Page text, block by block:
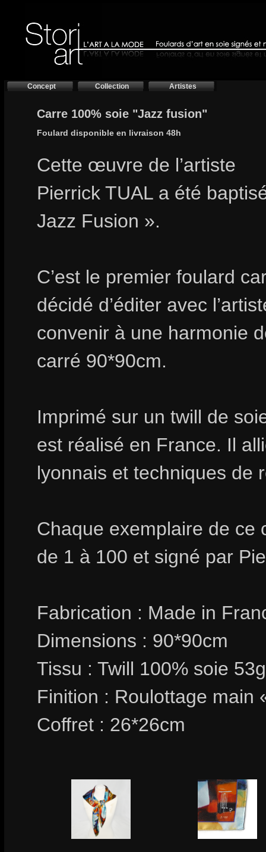
Concept Collection Artistes
Carre 100% soie "Jazz fusion"
Foulard disponible en livraison 48h
Cette œuvre de l’artiste
Pierrick TUAL a été
Jazz Fusion ».
C’est le premier foulard
décidé d’éditer avec
convenir à une harmonie
carré 90*90cm.
Imprimé sur un twill de
est réalisé en France. Il
lyonnais et techniques de
Chaque exemplaire de ce
de 1 à 100 et signé par
Fabrication : Made in
Dimensions : 90*90cm
Tissu : Twill 100% soie
Finition : Roulottage main
Coffret : 26*26cm